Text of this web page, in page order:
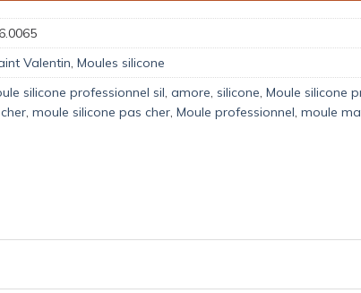
Valentin, Moules silicone
silicone professionnel sil, amore, silicone, Moule silicone
, moule silicone pas cher, Moule professionnel, moule